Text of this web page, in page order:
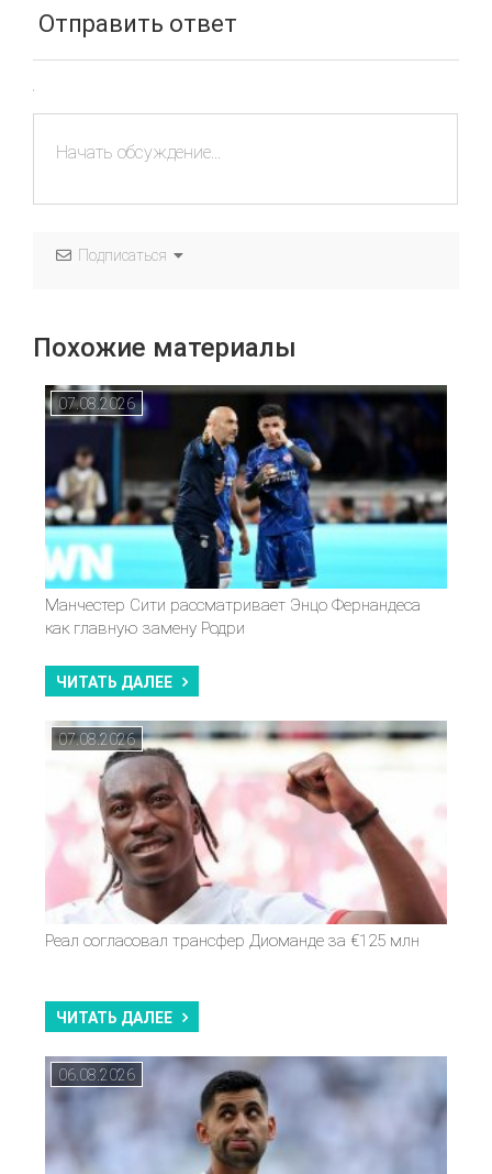
Отправить ответ
Подписаться
Похожие материалы
07.08.2026
Манчестер Сити рассматривает Энцо Фернандеса
как главную замену Родри
ЧИТАТЬ ДАЛЕЕ
07.08.2026
Реал согласовал трансфер Диоманде за €125 млн
ЧИТАТЬ ДАЛЕЕ
06.08.2026